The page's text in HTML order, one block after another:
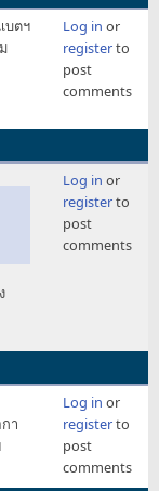
บตฯ
Log in or
registerto
post
comments
Log in or
registerto
post
comments
า
Log in or
registerto
post
comments